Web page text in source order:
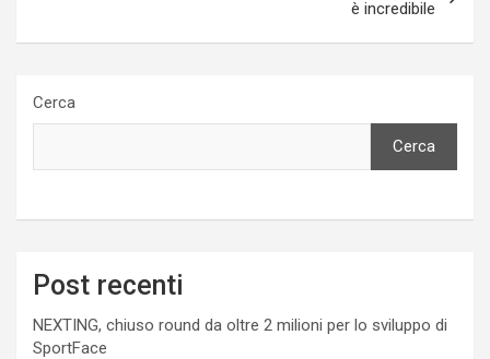
è incredibile
Cerca
Cerca
Post recenti
NEXTING, chiuso round da oltre 2 milioni per lo sviluppo di
SportFace